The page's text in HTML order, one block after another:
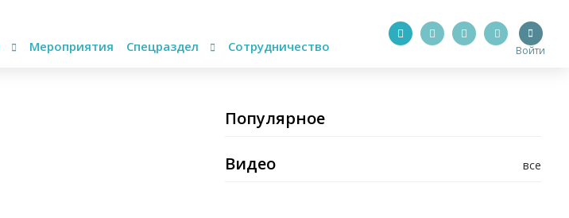
Мероприятия Спецраздел Сотрудничество Войти
Популярное
все
Видео